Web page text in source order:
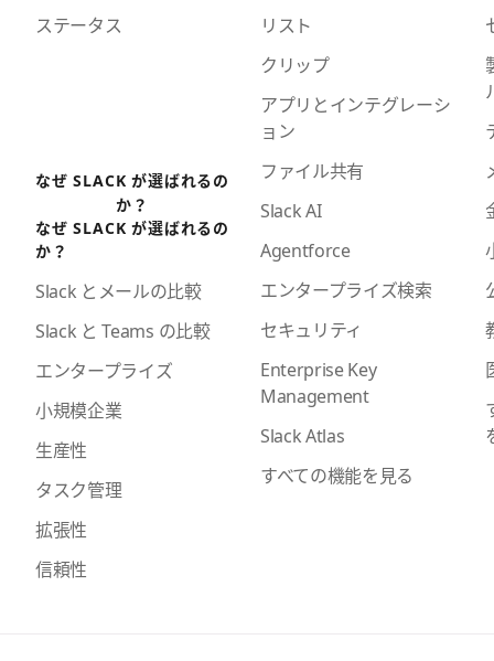
ステータス
なぜ SLACK が選ばれるの
か？
なぜ SLACK が選ばれるの
か？
Slack とメールの比較
Slack と Teams の比較
エンタープライズ
小規模企業
生産性
タスク管理
拡張性
信頼性
リスト
クリップ
アプリとインテグレーシ
ョン
ファイル共有
Slack AI
Agentforce
エンタープライズ検索
セキュリティ
Enterprise Key
Management
Slack Atlas
すべての機能を見る